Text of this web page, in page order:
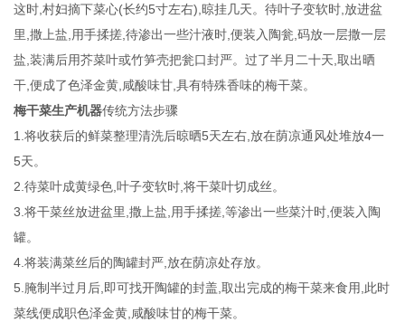
这时,村妇摘下菜心(长约5寸左右),晾挂几天。待叶子变软时,放进盆
里,撒上盐,用手揉搓,待渗出一些汁液时,便装入陶瓮,码放一层撒一层
盐,装满后用芥菜叶或竹笋壳把瓮口封严。过了半月二十天,取出晒
干,便成了色泽金黄,咸酸味甘,具有特殊香味的梅干菜。
梅干菜生产机器传统方法步骤
1.将收获后的鲜菜整理清洗后晾晒5天左右,放在荫凉通风处堆放4一
5天。
2.待菜叶成黄绿色,叶子变软时,将干菜叶切成丝。
3.将干菜丝放进盆里,撒上盐,用手揉搓,等渗出一些菜汁时,便装入陶
罐。
4.将装满菜丝后的陶罐封严,放在荫凉处存放。
5.腌制半过月后,即可找开陶罐的封盖,取出完成的梅干菜来食用,此时
菜线便成职色泽金黄,咸酸味甘的梅干菜。